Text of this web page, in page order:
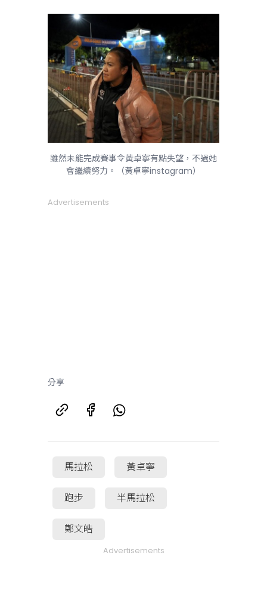
雖然未能完成賽事令黃卓寧有點失望，不過她
會繼續努力。（黃卓寧instagram）
Advertisements
分享
馬拉松 黃卓寧
跑步 半馬拉松
鄭文皓
Advertisements